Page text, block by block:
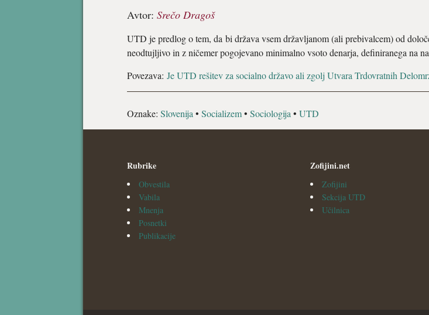
Avtor: Srečo Dragoš
UTD je predlog o tem, da bi država vsem državljanom (ali prebivalcem) od
neodtujljivo in z ničemer pogojevano minimalno vsoto denarja, definiranega na
Povezava: Je UTD rešitev za socialno državo ali zgolj Utvara Trdovratnih
Oznake: Slovenija • Socializem• Sociologija • UTD
Rubrike
Obvestila
Vabila
Mnenja
Posnetki
Publikacije
Zofijini.net
Zofijini
Sekcija UTD
Učilnica